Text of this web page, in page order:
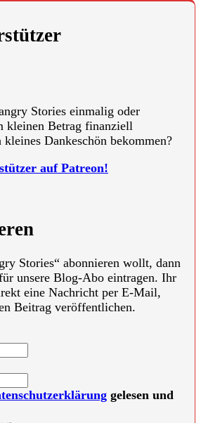
Stories einmalig oder
kleinen Betrag finanziell
Dankeschön bekommen?
auf Patreon!
Stories“ abonnieren wollt, dann
unsere Blog-Abo eintragen. Ihr
eine Nachricht per E-Mail,
Beitrag veröffentlichen.
gelesen und